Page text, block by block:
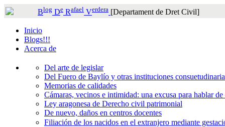
Blog De Rafael Verdera [Departament de Dret Civil]
Inicio
Blogs!!!
Acerca de
Del arte de legislar
Del Fuero de Baylío y otras instituciones
Memorias de calidades
Cámaras, vecinos e intimidad: una excusa para hablar de
Ley aragonesa de Derecho civil patrimonial
De nuevo, daños en centros docentes
Filiación de los nacidos en el extranjero mediante